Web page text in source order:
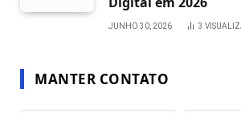
JUNHO 30, 2026 3
MANTER CONTATO